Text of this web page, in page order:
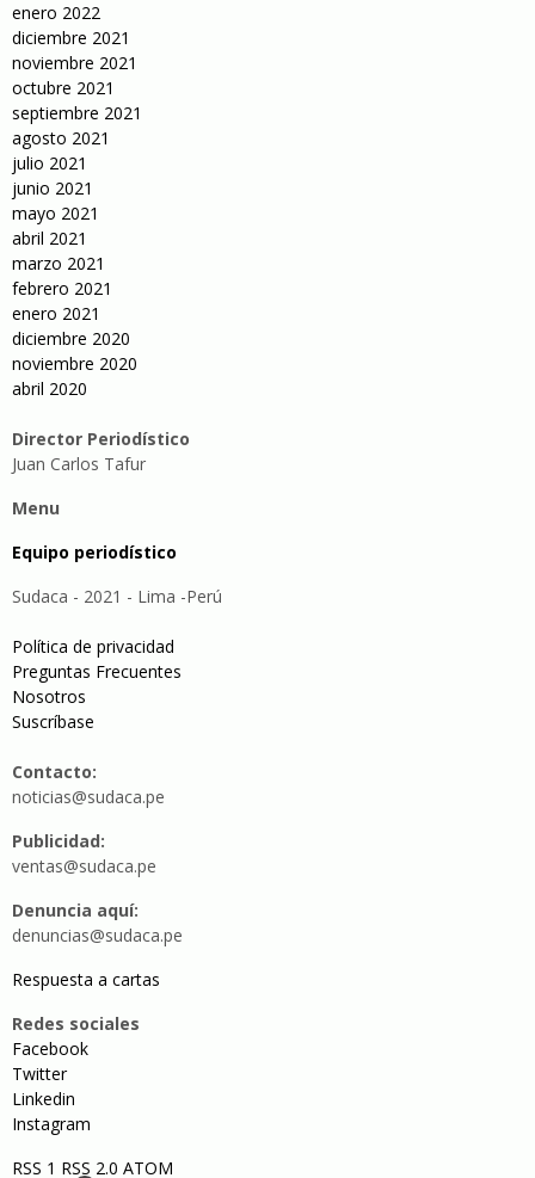
enero 2022
diciembre 2021
noviembre 2021
octubre 2021
septiembre 2021
agosto 2021
julio 2021
junio 2021
mayo 2021
abril 2021
marzo 2021
febrero 2021
enero 2021
diciembre 2020
noviembre 2020
abril 2020
Director Periodístico
Juan Carlos Tafur
Menu
Equipo periodístico
Sudaca - 2021 - Lima -Perú
Política de privacidad
Preguntas Frecuentes
Nosotros
Suscríbase
Contacto:
noticias@sudaca.pe
Publicidad:
ventas@sudaca.pe
Denuncia aquí:
denuncias@sudaca.pe
Respuesta a cartas
Redes sociales
Facebook
Twitter
Linkedin
Instagram
RSS 1 RSS 2.0 ATOM